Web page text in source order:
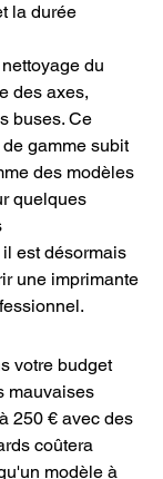
la durée
nettoyage du
des axes,
buses. Ce
gamme subit
des modèles
quelques
est désormais
une imprimante
votre budget
mauvaises
250 € avec des
coûtera
modèle à